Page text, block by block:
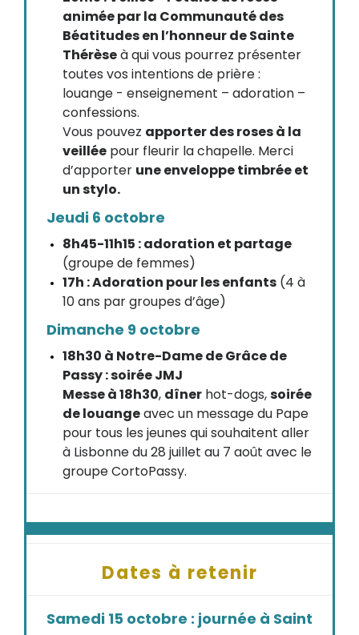
animée par la Communauté des
Béatitudes en l’honneur de Sainte
Thérèseà qui vous pourrez présenter
toutes vos intentions de prière :
louange - enseignement – adoration –
confessions.
Vous pouvez apporter des roses à la
veillée pour fleurir la chapelle. Merci
d’apporter une enveloppe timbrée et
un stylo.
Jeudi 6 octobre
8h45-11h15 : adoration et partage
(groupe de femmes)
17h : Adoration pour les enfants (4 à
10 ans par groupes d’âge)
Dimanche 9 octobre
18h30 à Notre-Dame de Grâce de
Passy : soirée JMJ
Messe à 18h30, dîner hot-dogs,soirée
de louangeavec un message du Pape
pour tous les jeunes qui souhaitent aller
à Lisbonne du 28 juillet au 7 août avec le
groupe CortoPassy.
Dates à retenir
Samedi 15 octobre : journée à Saint